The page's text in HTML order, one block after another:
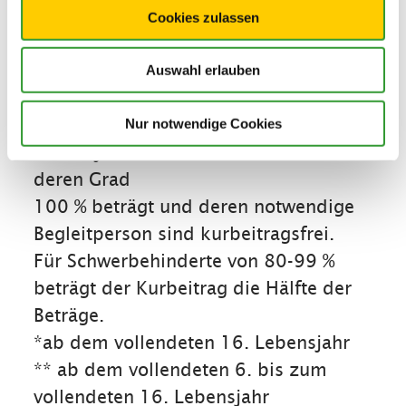
Cookies zulassen
Auswahl erlauben
Nur notwendige Cookies
Erwachsene *
3,00 Euro
Kinder und Jugendliche**
1,50 Euro
Kinder bis zur Vollendung des 6.
Lebensjahres sowie Schwerbehinderte
deren Grad
100 % beträgt und deren notwendige
Begleitperson sind kurbeitragsfrei.
Für Schwerbehinderte von 80-99 %
beträgt der Kurbeitrag die Hälfte der
Beträge.
*ab dem vollendeten 16. Lebensjahr
** ab dem vollendeten 6. bis zum
vollendeten 16. Lebensjahr